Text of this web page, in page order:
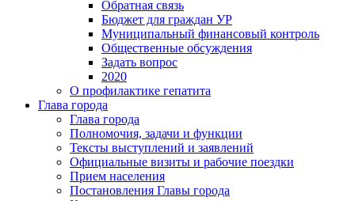
Обратная связь
Бюджет для граждан УР
Муниципальный финансовый контроль
Общественные обсуждения
Задать вопрос
2020
О профилактике гепатита
Глава города
Глава города
Полномочия, задачи и функции
Тексты выступлений и заявлений
Официальные визиты и рабочие поездки
Прием населения
Постановления Главы города